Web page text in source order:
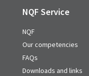
NQF Service
NQF
Our competencies
FAQs
Downloads and links